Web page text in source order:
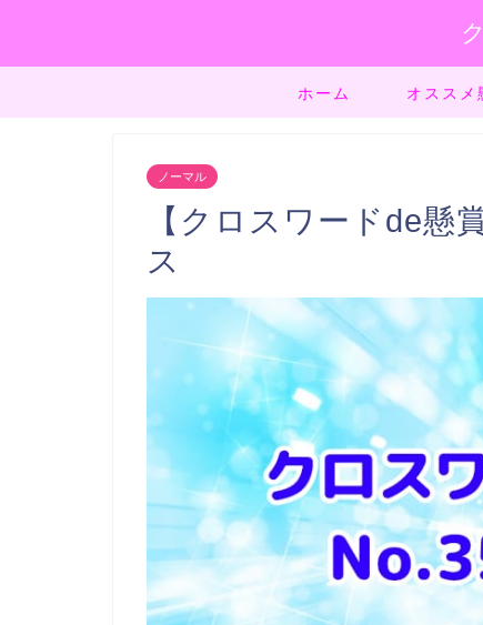
ホーム オススメ
ノーマル
【クロスワードde懸
ス